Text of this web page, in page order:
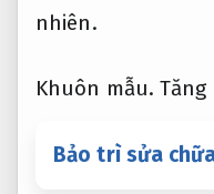
nhiên.
Khuôn mẫu.
Bảo trì sửa